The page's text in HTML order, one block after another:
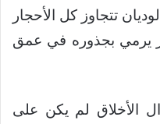
تتجاوز كل الأحجار
يرمي بجذوره في عمق
الأخلاق لم يكن على